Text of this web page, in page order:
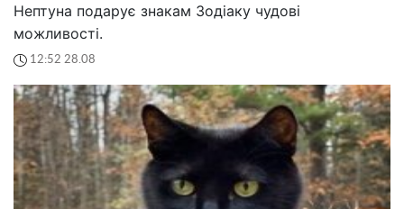
Нептуна подарує знакам Зодіаку чудові
можливості.
12:52 28.08